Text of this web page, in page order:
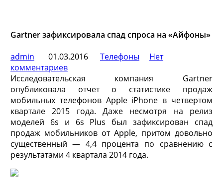
Gartner зафиксировала спад спроса на «Айфоны»
admin
01.03.2016 Телефоны
Нет
комментариев
Исследовательская компания Gartner
опубликовала отчет о статистике продаж
мобильных телефонов Apple iPhone в четвертом
квартале 2015 года. Даже несмотря на релиз
моделей 6s и 6s Plus был зафиксирован спад
продаж мобильников от Apple, притом довольно
существенный — 4,4 процента по сравнению с
результатами 4 квартала 2014 года.